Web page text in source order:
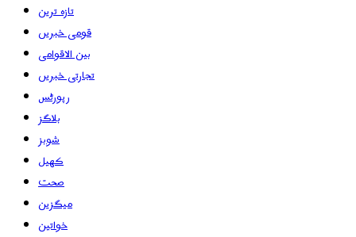
تازہ ترین
قومی خبریں
بین الاقوامی
تجارتی خبریں
رپورٹس
بلاگز
شوبز
کھیل
صحت
میگزین
خواتین